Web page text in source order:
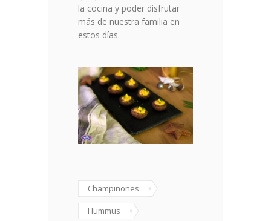
la cocina y poder disfrutar
más de nuestra familia en
estos días.
Champiñones
Hummus